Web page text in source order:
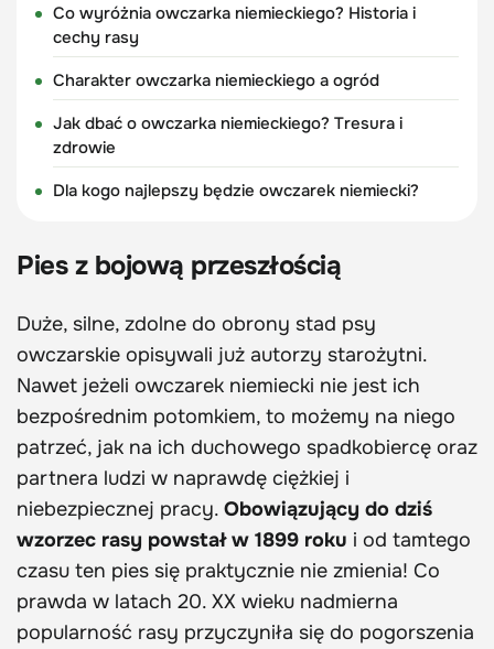
Co wyróżnia owczarka niemieckiego? Historia i
cechy rasy
Charakter owczarka niemieckiego a ogród
Jak dbać o owczarka niemieckiego? Tresura i
zdrowie
Dla kogo najlepszy będzie owczarek niemiecki?
Pies z bojową przeszłością
Duże, silne, zdolne do obrony stad psy
owczarskie opisywali już autorzy starożytni.
Nawet jeżeli owczarek niemiecki nie jest ich
bezpośrednim potomkiem, to możemy na niego
patrzeć, jak na ich duchowego spadkobiercę oraz
partnera ludzi w naprawdę ciężkiej i
niebezpiecznej pracy. Obowiązujący do dziś
wzorzec rasy powstał w 1899 roku i od tamtego
czasu ten pies się praktycznie nie zmienia! Co
prawda w latach 20. XX wieku nadmierna
popularność rasy przyczyniła się do pogorszenia